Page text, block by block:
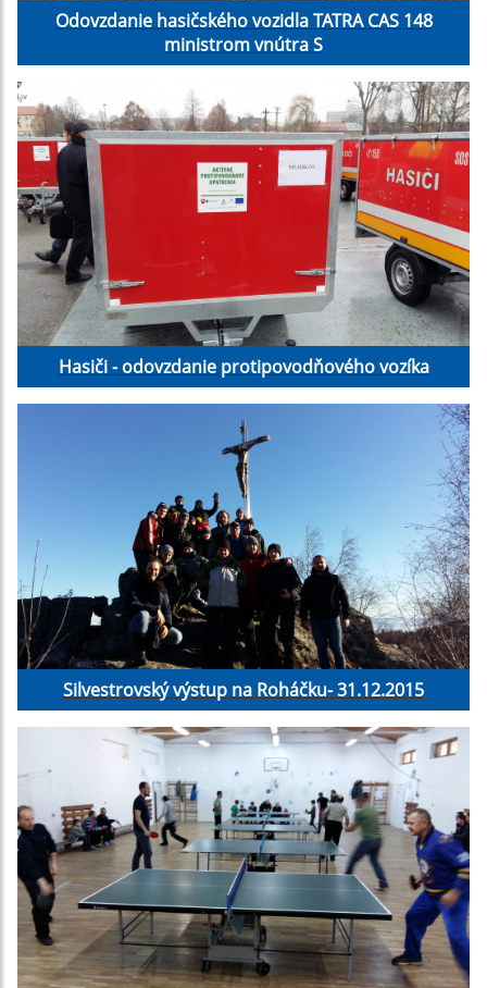
Odovzdanie hasičského vozidla TATRA CAS 148
ministrom vnútra S
Hasiči - odovzdanie protipovodňového vozíka
Silvestrovský výstup na Roháčku- 31.12.2015